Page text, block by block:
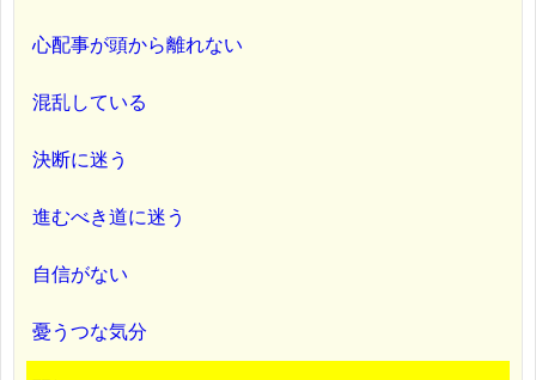
心配事が頭から離れない
混乱している
決断に迷う
進むべき道に迷う
自信がない
憂うつな気分